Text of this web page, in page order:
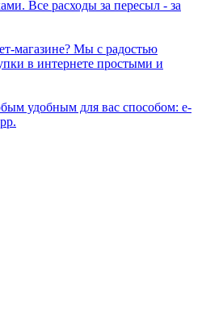
Все расходы за пересыл - за
магазине? Мы с радостью
в интернете простыми и
удобным для вас способом: e-